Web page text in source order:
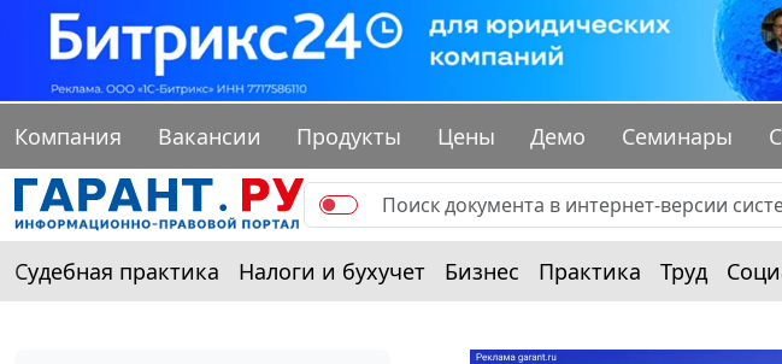
Компания Вакансии Продукты Цены Демо Семинары
Судебная практика Налоги и бухучет Бизнес Практика Труд